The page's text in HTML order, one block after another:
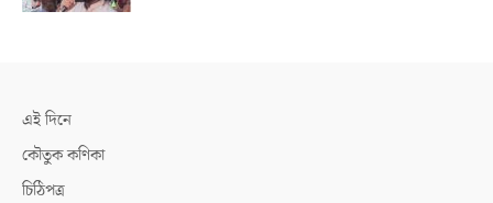
এই দিনে
কৌতুক কণিকা
চিঠিপত্র